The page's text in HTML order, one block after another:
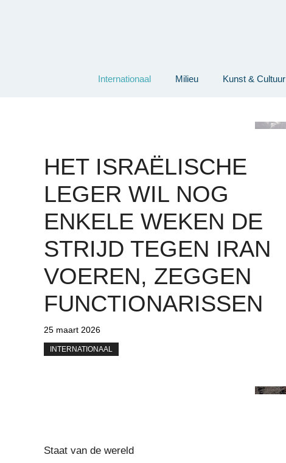
Internationaal Milieu Kunst & Cultuur
HET ISRAËLISCHE
LEGER WIL NOG
ENKELE WEKEN DE
STRIJD TEGEN IRAN
VOEREN, ZEGGEN
FUNCTIONARISSEN
25 maart 2026
INTERNATIONAAL
Staat van de wereld